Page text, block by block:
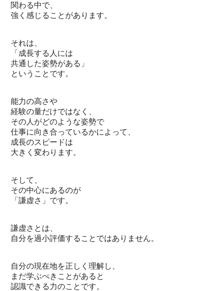
関わる中で、
強く感じることがあります。
それは、
「成長する人には
共通した姿勢がある」
ということです。
能力の高さや
経験の量だけではなく、
その人がどのような姿勢で
仕事に向き合っているかによって、
成長のスピードは
大きく変わります。
そして、
その中心にあるのが
「謙虚さ」です。
謙虚さとは、
自分を過小評価することではありません。
自分の現在地を正しく理解し、
まだ学ぶべきことがあると
認識できる力のことです。